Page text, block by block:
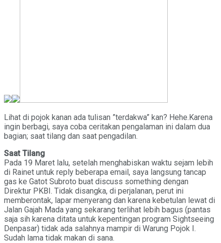
Lihat di pojok kanan ada tulisan ”terdakwa” kan? Hehe.Karena
ingin berbagi, saya coba ceritakan pengalaman ini dalam dua
bagian; saat tilang dan saat pengadilan.
Saat Tilang
Pada 19 Maret lalu, setelah menghabiskan waktu sejam lebih
di Rainet untuk reply beberapa email, saya langsung tancap
gas ke Gatot Subroto buat discuss something dengan
Direktur PKBI. Tidak disangka, di perjalanan, perut ini
memberontak, lapar menyerang dan karena kebetulan lewat di
Jalan Gajah Mada yang sekarang terlihat lebih bagus (pantas
saja sih karena ditata untuk kepentingan program Sightseeing
Denpasar) tidak ada salahnya mampir di Warung Pojok I.
Sudah lama tidak makan di sana.